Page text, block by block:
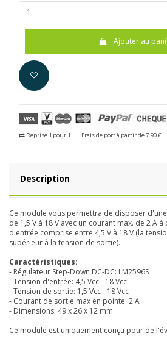
Ajouter au
Reprise 1 pour 1 Frais de port à partir de 7.90 €
Description
Ce module vous permettra de disposer
de 1,5 V à 18 V avec un courant max. de 2 A
d'entrée comprise entre 4,5 V à 18 V (la
supérieur à la tension de sortie).
Caractéristiques:
- Régulateur Step-Down DC-DC: LM2596S
- Tension d'entrée: 4,5 Vcc - 18 Vcc
- Tension de sortie: 1,5 Vcc - 18 Vcc
- Courant de sortie max en pointe: 2 A
- Dimensions: 49 x 26 x 12 mm
Ce module est uniquement conçu pour de